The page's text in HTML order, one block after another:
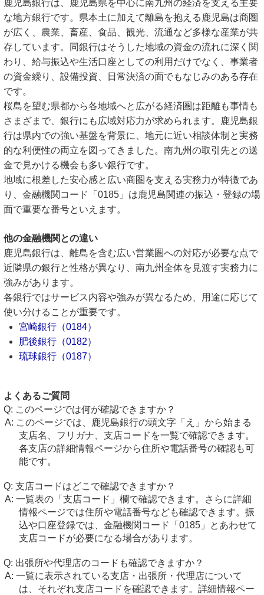
鹿児島銀行は、鹿児島県を中心に南九州の経済を支える主要
な地方銀行です。県本土に加えて離島を抱える鹿児島は商圏
が広く、農業、畜産、食品、観光、流通など多様な産業が共
存しています。同銀行はそうした地域の資金の流れに深く関
わり、給与振込や生活口座としての利用だけでなく、事業者
の資金繰り、設備投資、日常決済の面でもなじみのある存在
です。
桜島を望む県都から各地域へと広がる経済圏は距離も事情も
さまざまで、銀行にも広域対応力が求められます。鹿児島銀
行は県内での強い基盤を背景に、地元に近い相談体制と実務
的な利便性の両立を図ってきました。南九州の取引先との送
金で見かける機会も多い銀行です。
地域に根差した安心感と広い商圏を支える実務力が特徴であ
り、金融機関コード「0185」は鹿児島関連の振込・登録の場
面で重要な番号といえます。
他の金融機関との違い
鹿児島銀行は、離島を含む広い営業圏への対応が必要な点で
近隣県の銀行と性格が異なり、南九州全体を見渡す実務力に
強みがあります。
各銀行ではサービス内容や強みが異なるため、用途に応じて
使い分けることが重要です。
宮崎銀行（0184）
肥後銀行（0182）
琉球銀行（0187）
よくあるご質問
このページでは何が確認できますか？
このページでは、鹿児島銀行の頭文字「え」から始まる
支店名、フリガナ、支店コードを一覧で確認できます。
各支店の詳細情報ページから住所や電話番号の確認も可
能です。
支店コードはどこで確認できますか？
一覧表の「支店コード」欄で確認できます。さらに詳細
情報ページでは住所や電話番号なども確認できます。振
込や口座登録では、金融機関コード「0185」とあわせて
支店コードが必要になる場合があります。
出張所や代理店のコードも確認できますか？
一覧に表示されている支店・出張所・代理店について
は、それぞれ支店コードを確認できます。詳細情報ペー